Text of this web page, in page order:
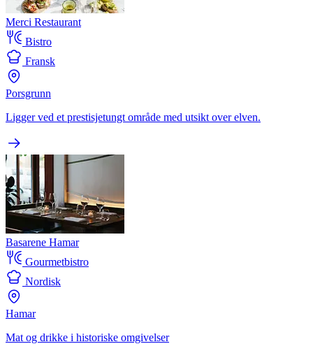
Merci Restaurant
Bistro
Fransk
Porsgrunn
Ligger ved et prestisjetungt område med utsikt over elven.
Basarene Hamar
Gourmetbistro
Nordisk
Hamar
Mat og drikke i historiske omgivelser